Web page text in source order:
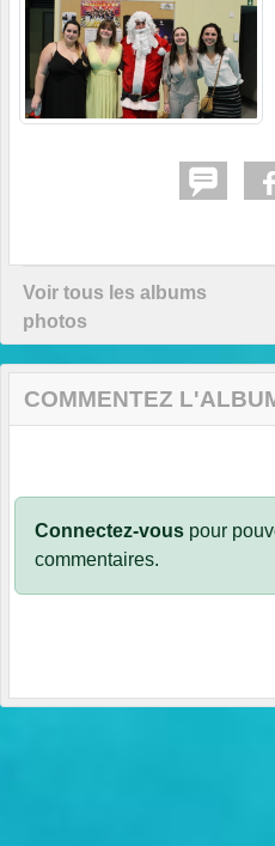
Voir tous les albums
photos
COMMENTEZ
Connectez-vous pour
commentaires.